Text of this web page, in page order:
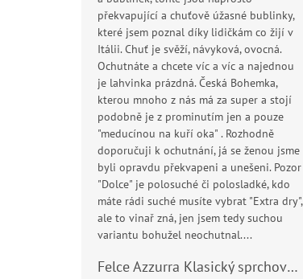
překvapující a chuťově úžasné bublinky,
které jsem poznal díky lidičkám co žijí v
Itálii. Chuť je svěží, návyková, ovocná.
Ochutnáte a chcete víc a víc a najednou
je lahvinka prázdná. Česká Bohemka,
kterou mnoho z nás má za super a stojí
podobně je z prominutím jen a pouze
"meducínou na kuří oka" . Rozhodně
doporučuji k ochutnání, já se ženou jsme
byli opravdu překvapeni a unešeni. Pozor
"Dolce" je polosuché či polosladké, kdo
máte rádi suché musíte vybrat "Extra dry",
ale to vinař zná, jen jsem tedy suchou
variantu bohužel neochutnal....
Felce Azzurra Klasický sprchový gel - doccia gel 400ml